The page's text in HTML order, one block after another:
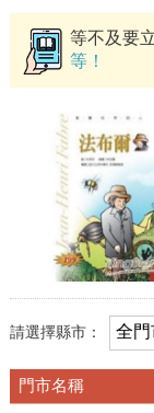
等不及要
等！
請選擇縣市：
門市名稱